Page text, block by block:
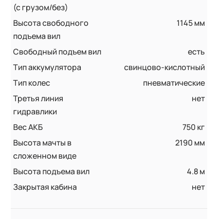
(с грузом/без)
Высота свободного
подъема вил
1145 мм
Свободный подъем вил
есть
Тип аккумулятора
свинцово-кислотный
Тип колес
пневматические
Третья линия
гидравлики
нет
Вес АКБ
750 кг
Высота мачты в
сложенном виде
2190 мм
Высота подъема вил
4.8 м
Закрытая кабина
нет